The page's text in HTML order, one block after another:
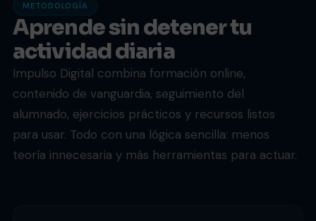
METODOLOGÍA
Aprende sin detener tu
actividad diaria
Impulso Digital combina formación online,
contenido de vanguardia, seguimiento del
alumnado, ejercicios prácticos y recursos listos
para usar. Todo con una lógica sencilla: menos
teoría innecesaria y más herramientas para actuar.